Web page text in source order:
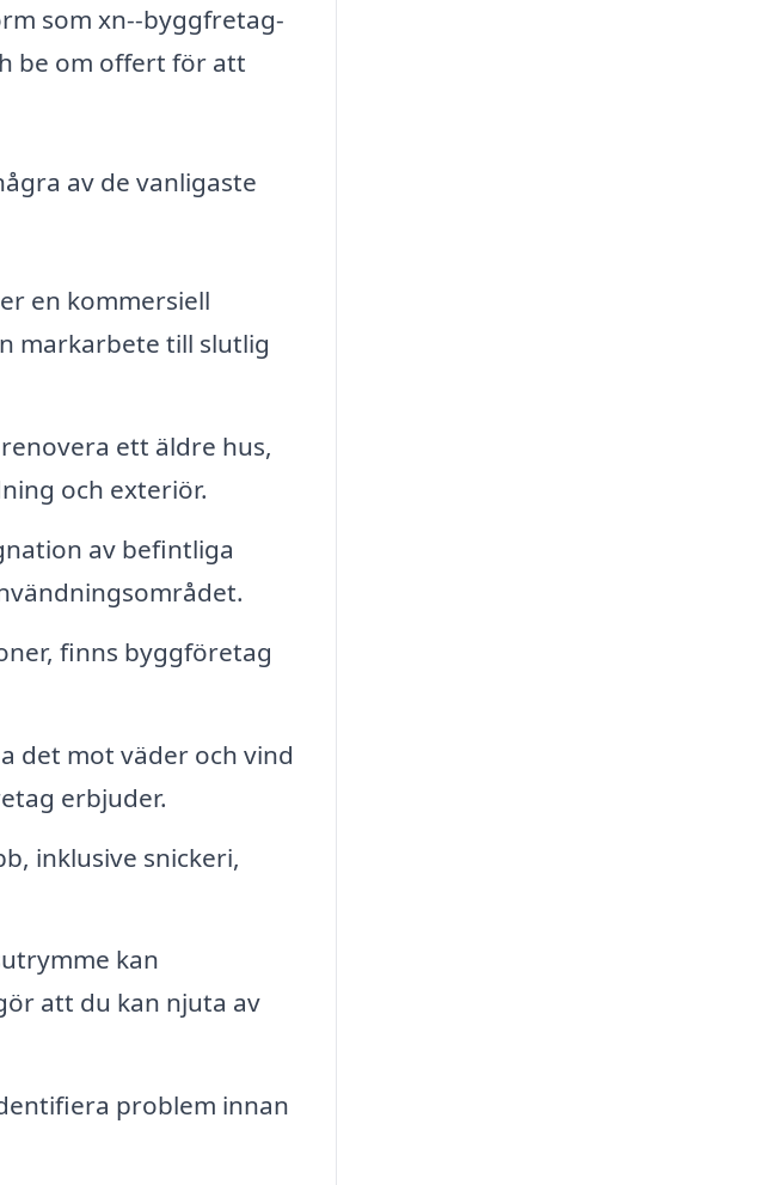
som xn--byggfretag-
be om offert för att
av de vanligaste
en kommersiell
markarbete till slutlig
ett äldre hus,
och exteriör.
av befintliga
finns byggföretag
det mot väder och vind
erbjuder.
inklusive snickeri,
kan
att du kan njuta av
problem innan